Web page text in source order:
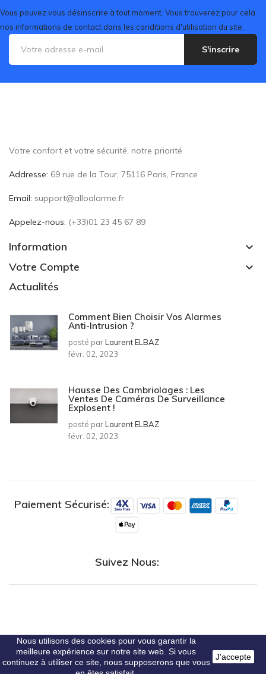
Vous pouvez vous désinscrire à tout moment. Vous trouverez pour cela
nos informations de contact dans les conditions d'utilisation du site.
S'inscrire
Votre confort et votre sécurité, notre priorité
Addresse: 69 rue de la Tour, 75116 Paris, France
Email: support@alloalarme.fr
Appelez-nous: (+33)01 23 45 67 89
Information keyboard_arrow_down
Votre Compte keyboard_arrow_down
Actualités
Comment Bien Choisir Vos Alarmes
Anti-Intrusion ?
posté parLaurent ELBAZ
févr. 02, 2023
Hausse Des Cambriolages : Les
Ventes De Caméras De Surveillance
Explosent !
posté parLaurent ELBAZ
févr. 02, 2023
Nous utilisons des cookies pour vous garantir la
meilleure expérience sur notre site web. Si vous
continuez à utiliser ce site, nous supposerons que vous
J'accepte
Paiement Sécurisé:
Suivez Nous:
Copyright ©alloalarme 2023. Tous droits réservés